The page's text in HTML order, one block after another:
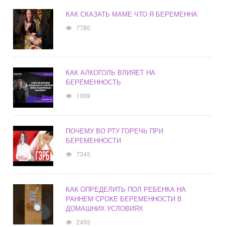
КАК СКАЗАТЬ МАМЕ ЧТО Я БЕРЕМЕННА
7780
КАК АЛКОГОЛЬ ВЛИЯЕТ НА
БЕРЕМЕННОСТЬ
1069
ПОЧЕМУ ВО РТУ ГОРЕЧЬ ПРИ
БЕРЕМЕННОСТИ
7345
КАК ОПРЕДЕЛИТЬ ПОЛ РЕБЕНКА НА
РАННЕМ СРОКЕ БЕРЕМЕННОСТИ В
ДОМАШНИХ УСЛОВИЯХ
2493